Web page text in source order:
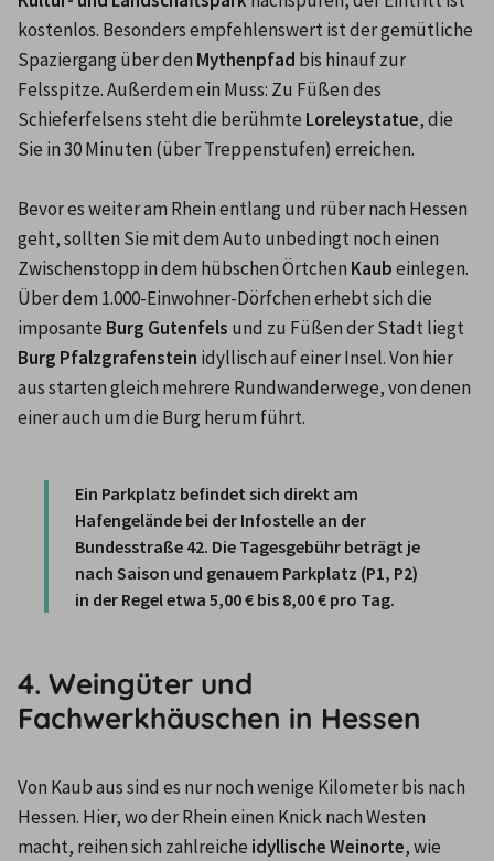
kostenlos. Besonders empfehlenswert ist der gemütliche
Spaziergang über den Mythenpfad bis hinauf zur
Felsspitze. Außerdem ein Muss: Zu Füßen des
Schieferfelsens steht die berühmte Loreleystatue, die
Sie in 30 Minuten (über Treppenstufen) erreichen.
Bevor es weiter am Rhein entlang und rüber nach Hessen
geht, sollten Sie mit dem Auto unbedingt noch einen
Zwischenstopp in dem hübschen Örtchen Kaub einlegen.
Über dem 1.000-Einwohner-Dörfchen erhebt sich die
imposante Burg Gutenfels
Burg Pfalzgrafenstein idyllisch auf einer Insel. Von hier
aus starten gleich mehrere Rundwanderwege, von denen
einer auch um die Burg herum führt.
Ein Parkplatz befindet sich direkt am
Hafengelände bei der Infostelle an der
Bundesstraße 42. Die Tagesgebühr beträgt je
nach Saison und genauem Parkplatz (P1, P2)
in der Regel etwa 5,00 € bis 8,00 € pro Tag.
4. Weingüter und
Fachwerkhäuschen in Hessen
Von Kaub aus sind es nur noch wenige Kilometer bis nach
Hessen. Hier, wo der Rhein einen Knick nach Westen
macht, reihen sich zahlreiche idyllische Weinorte, wie